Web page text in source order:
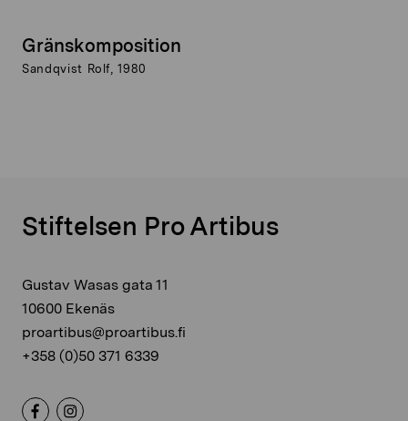
Gränskomposition
Sandqvist Rolf, 1980
Stiftelsen Pro Artibus
Gustav Wasas gata 11
10600 Ekenäs
proartibus@proartibus.fi
+358 (0)50 371 6339